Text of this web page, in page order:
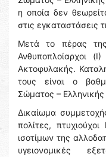
η οποία δεν
στις εγκαταστάσεις
Μετά το πέρας της
Ανθυποπλοίαρχοι
Ακτοφυλακής.
τους είναι ο
Σώματος –
Δικαίωμα
πολίτες,
ισοτίμων της
υγειονομικές